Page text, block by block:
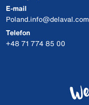
E-mail
Poland.info@delaval.com
Telefon
+48 71 774 85 00